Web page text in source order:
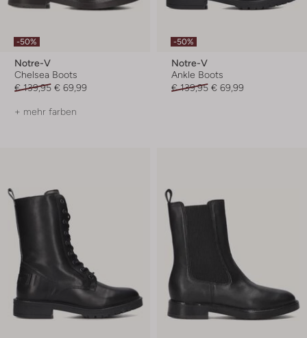
-50%
Notre-V
Chelsea Boots
€ 139,95 € 69,99
+ mehr farben
-50%
Notre-V
Ankle Boots
€ 139,95 € 69,99